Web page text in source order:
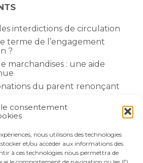
le consentement
nous utilisons des technologies
et/ou accéder aux informations des
à ces technologies nous permettra de
interdictions de circulation
terme de l’engagement
?
marchandises : une aide
du parent renonçant
: une année de plus
RÉCENTS